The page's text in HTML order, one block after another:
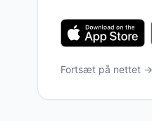
Fortsæt på nettet →